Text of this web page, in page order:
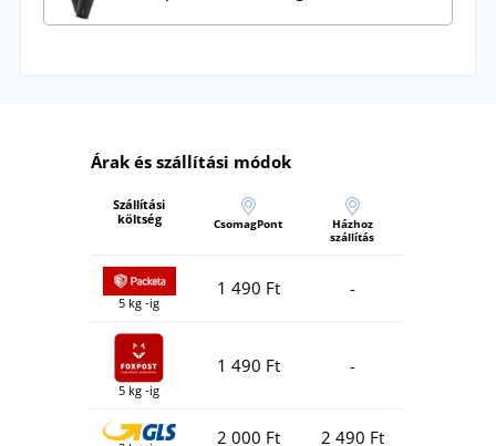
Árak és szállítási módok
Szállítási
költség
CsomagPont
Házhoz
szállítás
5 kg -ig
1 490 Ft -
5 kg -ig
1 490 Ft -
2 000 Ft 2 490 Ft